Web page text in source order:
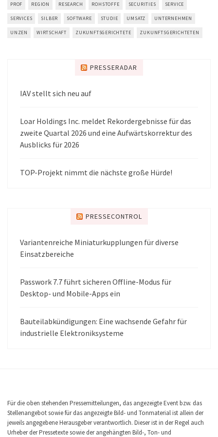
PROF REGION RESEARCH ROHSTOFFE SECURITIES SERVICE
SERVICES SILBER SOFTWARE STUDIE UMSATZ UNTERNEHMEN
UNZEN WIRTSCHAFT ZUKUNFTSGERICHTETE ZUKUNFTSGERICHTETEN
PRESSERADAR
IAV stellt sich neu auf
Loar Holdings Inc. meldet Rekordergebnisse für das
zweite Quartal 2026 und eine Aufwärtskorrektur des
Ausblicks für 2026
TOP-Projekt nimmt die nächste große Hürde!
PRESSECONTROL
Variantenreiche Miniaturkupplungen für diverse
Einsatzbereiche
Passwork 7.7 führt sicheren Offline-Modus für
Desktop- und Mobile-Apps ein
Bauteilabkündigungen: Eine wachsende Gefahr für
industrielle Elektroniksysteme
Für die oben stehenden Pressemitteilungen, das angezeigte Event bzw. das
Stellenangebot sowie für das angezeigte Bild- und Tonmaterial ist allein der
jeweils angegebene Herausgeber verantwortlich. Dieser ist in der Regel auch
Urheber der Pressetexte sowie der angehängten Bild-, Ton- und